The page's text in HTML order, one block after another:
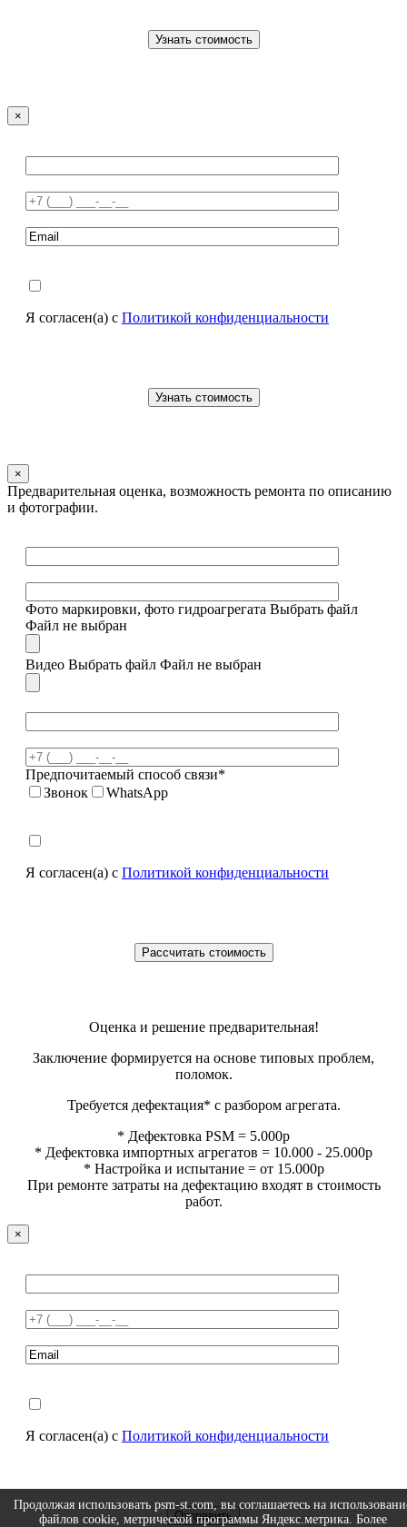
×
Я согласен(а) с Политикой конфиденциальности
×
Предварительная оценка, возможность ремонта по описанию
и фотографии.
Фото маркировки, фото гидроагрегата Выбрать файл
Файл не выбран
Видео Выбрать файл Файл не выбран
Предпочитаемый способ связи*
Звонок
WhatsApp
Я согласен(а) с Политикой конфиденциальности
Оценка и решение предварительная!
Заключение формируется на основе типовых проблем,
поломок.
Требуется дефектация* с разбором агрегата.
* Дефектовка PSM = 5.000р
* Дефектовка импортных агрегатов = 10.000 - 25.000р
* Настройка и испытание = от 15.000р
При ремонте затраты на дефектацию входят в стоимость
работ.
×
Я согласен(а) с Политикой конфиденциальности
Продолжая использовать psm-st.com, вы соглашаетесь на
файлов cookie, метрической программы Яндекс.метрика. Более